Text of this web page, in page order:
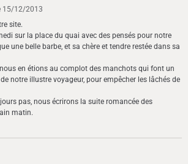
15/12/2013
site.
sur la place du quai avec des pensés pour notre
une belle barbe, et sa chère et tendre restée dans sa
en étions au complot des manchots qui font un
notre illustre voyageur, pour empêcher les lâchés de
pas, nous écrirons la suite romancée des
matin.